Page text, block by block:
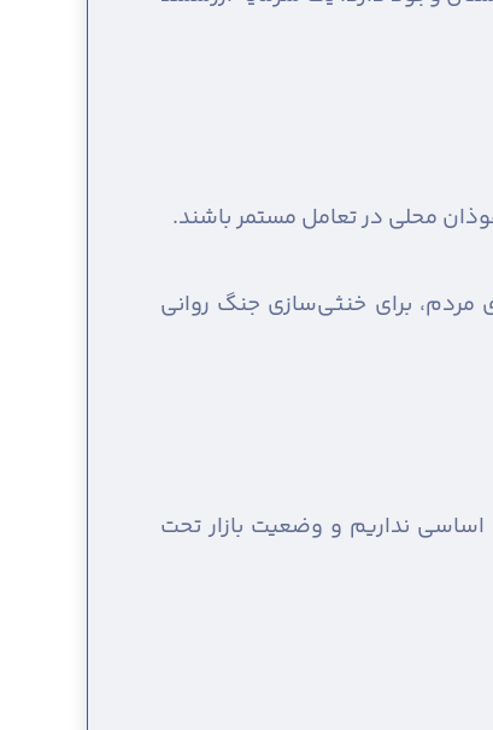
محلی در تعامل مستمر باشند.
مردم، برای خنثی‌سازی جنگ روانی
نداریم و وضعیت بازار تحت